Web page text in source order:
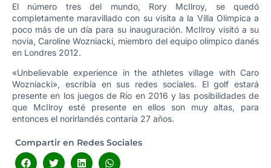
El número tres del mundo, Rory McIlroy, se quedó
completamente maravillado con su visita a la Villa Olímpica a
poco más de un día para su inauguración. McIlroy visitó a su
novia, Caroline Wozniacki, miembro del equipo olímpico danés
en Londres 2012.
«Unbelievable experience in the athletes village with Caro
Wozniacki», escribía en sus redes sociales. El golf estará
presente en los juegos de Río en 2016 y las posibilidades de
que McIlroy esté presente en ellos son muy altas, para
entonces el norirlandés contaría 27 años.
Compartir en Redes Sociales